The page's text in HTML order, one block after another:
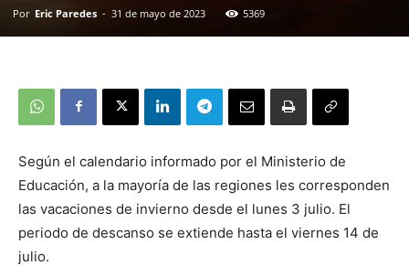
Por Eric Paredes - 31 de mayo de 2023 5369
Según el calendario informado por el Ministerio de
Educación, a la mayoría de las regiones les corresponden
las vacaciones de invierno desde el lunes 3 julio. El
periodo de descanso se extiende hasta el viernes 14 de
julio.